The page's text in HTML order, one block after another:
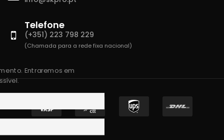
Telefone
(+351) 223 798 229
(Chamada para a rede fixa nacional)
Entraremos em